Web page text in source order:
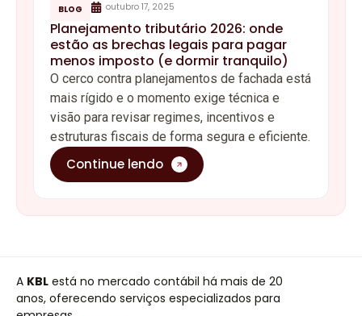
BLOG outubro 17, 2025
Planejamento tributário 2026: onde
estão as brechas legais para pagar
menos imposto (e dormir tranquilo)
O cerco contra planejamentos de fachada está
mais rígido e o momento exige técnica e
visão para revisar regimes, incentivos e
estruturas fiscais de forma segura e eficiente.
Continue lendo
A KBL está no mercado contábil há mais de 20
anos, oferecendo serviços especializados para